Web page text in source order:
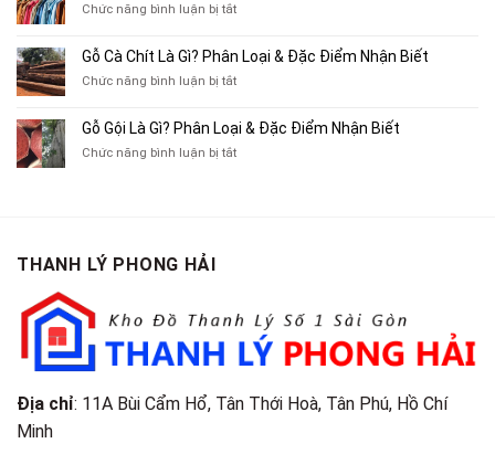
Xe
Cũ,
Xe
Cũ
TP.HCM
Thu
Sách
Tạp
Chí
Chức năng bình luận bị tắtở
Địa
Chỉ
Bán
Áo
Gỗ Cà Chít Là Gì? Phân Loại & Đặc Điểm Nhận Biết
Chức năng bình luận bị tắtở
Chít
Là
Gỗ Gội Là Gì? Phân Loại & Đặc Điểm Nhận Biết
Chức năng bình luận bị tắtở
Điểm
Nhận
Biết
THANH LÝ PHONG HẢI
Địa chỉ: 11A Bùi Cẩm Hổ, Tân Thới Hoà, Tân Phú, Hồ Chí
Minh